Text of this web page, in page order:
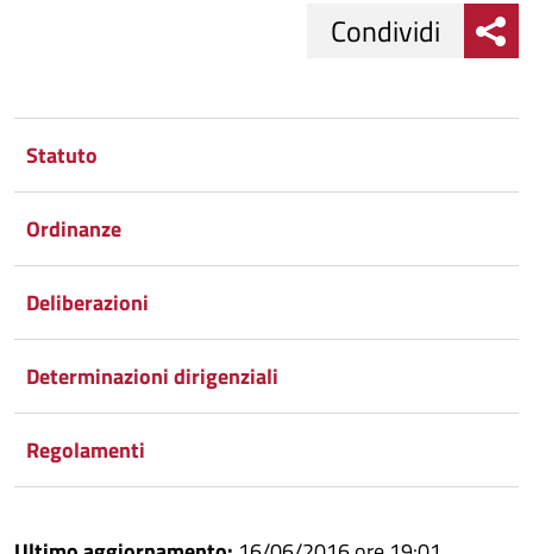
Facebook
su
Twitter
Condividi
su
Condividi
Condividi
Statuto
Ordinanze
Deliberazioni
Determinazioni dirigenziali
Regolamenti